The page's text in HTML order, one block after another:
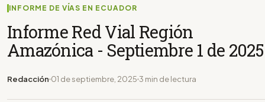
INFORME DE VÍAS EN ECUADOR
Informe Red Vial Región
Amazónica - Septiembre 1 de 2025
Redacción 01 de septiembre, 2025 3 min de lectura